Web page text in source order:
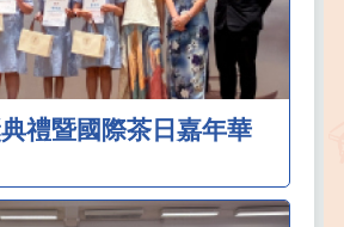
禮暨國際茶日嘉年華